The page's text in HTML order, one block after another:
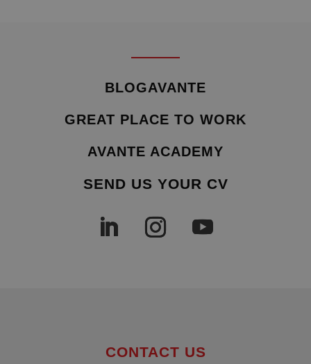
BLOGAVANTE
GREAT PLACE TO WORK
AVANTE ACADEMY
SEND US YOUR CV
CONTACT US